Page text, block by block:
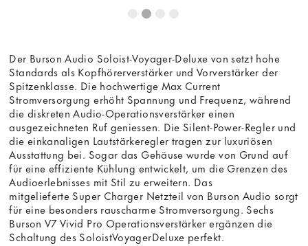
Der Burson Audio Soloist-Voyager-Deluxe von setzt hohe
Standards als Kopfhörerverstärker und Vorverstärker der
Spitzenklasse. Die hochwertige Max Current
Stromversorgung erhöht Spannung und Frequenz, während
die diskreten Audio-Operationsverstärker einen
ausgezeichneten Ruf geniessen. Die Silent-Power-Regler und
die einkanaligen Lautstärkeregler tragen zur luxuriösen
Ausstattung bei. Sogar das Gehäuse wurde von Grund auf
für eine effiziente Kühlung entwickelt, um die Grenzen des
Audioerlebnisses mit Stil zu erweitern. Das
mitgelieferte Super Charger Netzteil von Burson Audio sorgt
für eine besonders rauscharme Stromversorgung. Sechs
Burson V7 Vivid Pro Operationsverstärker ergänzen die
Schaltung des SoloistVoyagerDeluxe perfekt.